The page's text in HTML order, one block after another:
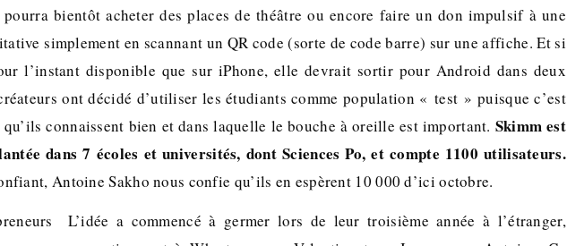
bientôt acheter des places de théâtre ou encore faire un don impulsif à une
simplement en scannant un QR code (sorte de code barre) sur une affiche. Et si
l’instant disponible que sur iPhone, elle devrait sortir pour Android dans deux
ont décidé d’utiliser les étudiants comme population « test » puisque c’est
connaissent bien et dans laquelle le bouche à oreille est important. Skimm est
dans 7 écoles et universités, dont Sciences Po, et compte 1100 utilisateurs.
Antoine Sakho nous confie qu’ils en espèrent 10 000 d’ici octobre.
L’idée a commencé à germer lors de leur troisième année à l’étranger,